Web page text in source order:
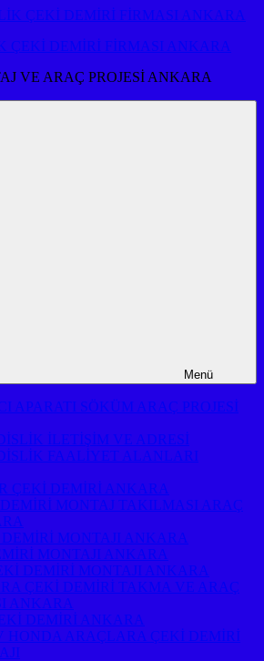
ÇEKİ DEMİRİ FİRMASI ANKARA
VE ARAÇ PROJESİ ANKARA
Menü
APARATI SÖKÜM ARAÇ PROJESİ
İLETİŞİM VE ADRESİ
FAALİYET ALANLARI
ÇEKİ DEMİRİ ANKARA
MONTAJ TAKILMASI ARAÇ
MONTAJI ANKARA
MONTAJI ANKARA
DEMİRİ MONTAJI ANKARA
ÇEKİ DEMİRİ TAKMA VE ARAÇ
ANKARA
DEMİRİ ANKARA
HONDA ARAÇLARA ÇEKİ DEMİRİ